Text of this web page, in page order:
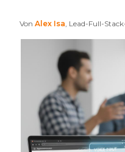
Von Alex Isa, Lead-Full-